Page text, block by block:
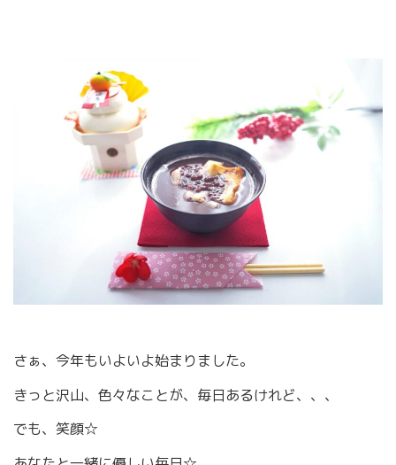
さぁ、今年もいよいよ始まりました。
きっと沢山、色々なことが、毎日あるけれど、、、
でも、笑顔☆